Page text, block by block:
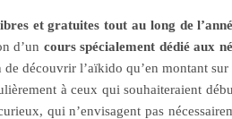
et gratuites tout au long de
d’un cours spécialement dédié aux
découvrir l’aïkido qu’en montant sur
à ceux qui souhaiteraient
qui n’envisagent pas